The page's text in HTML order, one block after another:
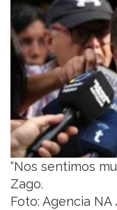
“Nos sentimos
Zago.
Foto: Agencia